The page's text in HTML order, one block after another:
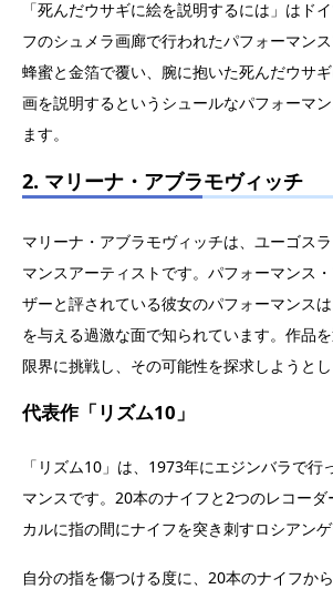
「死んだウサギに絵を説明するには」はド
フのシュメラ画廊で行われたパフォーマン
蜂蜜と金箔で覆い、腕に抱いた死んだウサ
画を説明するというシュールなパフォーマ
ます。
2. マリーナ・アブラモヴィッチ
マリーナ・アブラモヴィッチは、ユーゴス
マンスアーティストです。パフォーマンス
ザーと評されている彼女のパフォーマンス
を与える過激な面で知られています。作品
限界に挑戦し、その可能性を探求しようとし
代表作「リズム10」
「リズム10」は、1973年にエジンバラで行
マンスです。20本のナイフと2つのレコーダ
カルに指の間にナイフを突き刺すロシアンゲ
自分の指を傷つける度に、20本のナイフか